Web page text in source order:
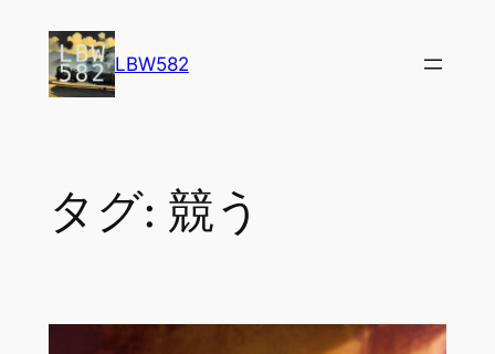
LBW582
タグ: 競う